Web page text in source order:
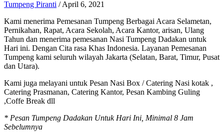
Tumpeng Piranti /April 6, 2021
Kami menerima Pemesanan Tumpeng Berbagai Acara Selametan,
Pernikahan, Rapat, Acara Sekolah, Acara Kantor, arisan, Ulang
Tahun dan menerima pemesanan Nasi Tumpeng Dadakan untuk
Hari ini. Dengan Cita rasa Khas Indonesia. Layanan Pemesanan
Tumpeng kami seluruh wilayah Jakarta (Selatan, Barat, Timur, Pusat
dan Utara).
Kami juga melayani untuk Pesan Nasi Box / Catering Nasi kotak ,
Catering Prasmanan, Catering Kantor, Pesan Kambing Guling
,Coffe Break dll
* Pesan Tumpeng Dadakan Untuk Hari Ini, Minimal 8 Jam
Sebelumnya